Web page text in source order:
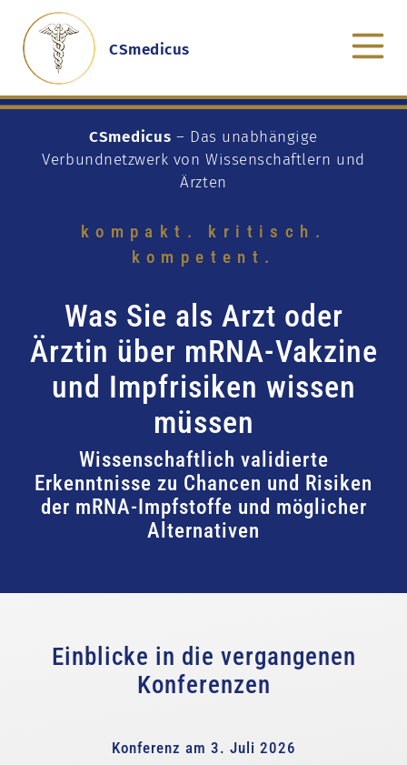
CSmedicus
CSmedicus – Das unabhängige
Verbundnetzwerk von Wissenschaftlern und
Ärzten
kompakt. kritisch.
kompetent.
Was Sie als Arzt oder
Ärztin über mRNA-Vakzine
und Impfrisiken wissen
müssen
Wissenschaftlich validierte
Erkenntnisse zu Chancen und Risiken
der mRNA-Impfstoffe und möglicher
Alternativen
Einblicke in die vergangenen
Konferenzen
Konferenz am 3. Juli 2026